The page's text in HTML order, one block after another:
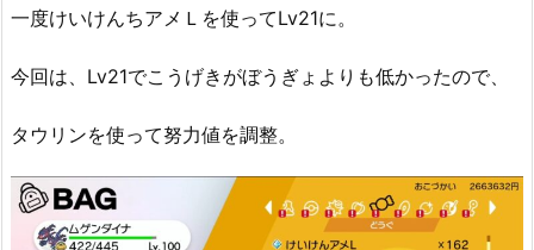
一度けいけんちアメＬを使ってLv21に。
今回は、Lv21でこうげきがぼうぎょよりも低かったので、
タウリンを使って努力値を調整。